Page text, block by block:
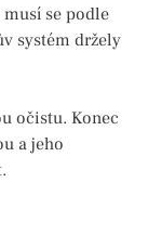
se podle
systém držely
očistu. Konec
a jeho